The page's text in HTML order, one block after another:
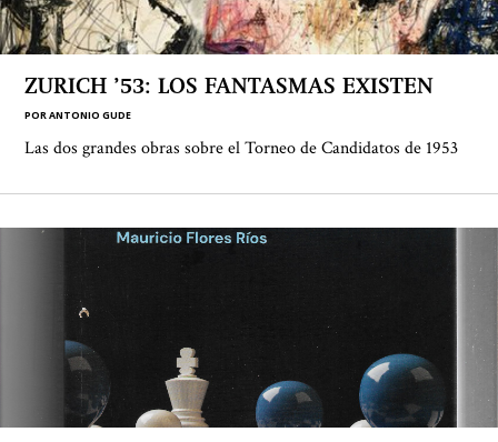
ZURICH ’53: LOS FANTASMAS EXISTEN
PORANTONIO GUDE
Las dos grandes obras sobre el Torneo de Candidatos de 1953